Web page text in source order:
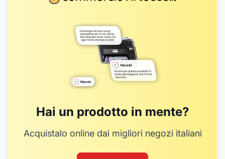
Hai un prodotto in mente?
Acquistalo online dai migliori negozi italiani